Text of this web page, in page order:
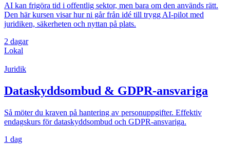
AI kan frigöra tid i offentlig sektor, men bara om den används rätt.
Den här kursen visar hur ni går från idé till trygg AI-pilot med
juridiken, säkerheten och nyttan på plats.
2 dagar
Lokal
Juridik
Dataskyddsombud & GDPR-ansvariga
Så möter du kraven på hantering av personuppgifter. Effektiv
endagskurs för dataskyddsombud och GDPR-ansvariga.
1 dag